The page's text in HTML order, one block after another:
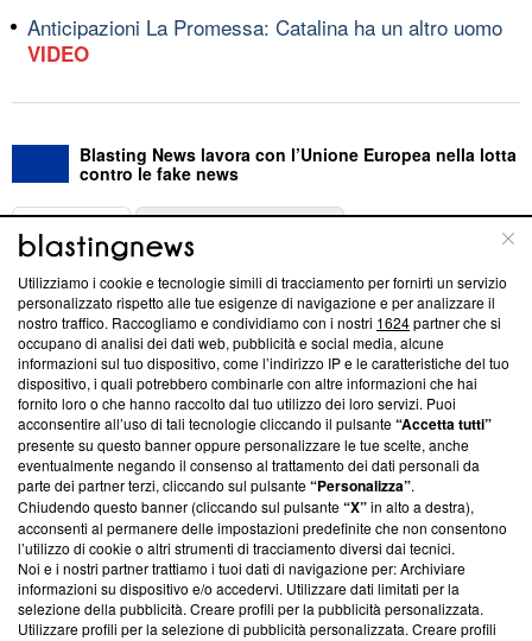
Anticipazioni La Promessa: Catalina ha un altro uomo
VIDEO
Blasting News lavora con l’Unione Europea nella lotta
contro le fake news
ABOUT
Questa sezione offre informazioni trasparenti su Blasting
News, sui nostri processi editoriali e su come ci impegniamo a
creare news di qualità. Inoltre, afferma la nostra aderenza a
‘Trust Project - News with Integrity’Blasting News non è
ancora membro del programma, ma ha richiesto di farne
parte; Trust Project non ha ancora effettuato una verifica di
conformità agli standard.
Su di noi
Team editoriale
Corporate
Redazione
Utilizziamo i cookie e tecnologie simili di tracciamento per fornirti un servizio
personalizzato rispetto alle tue esigenze di navigazione e per analizzare il
nostro traffico. Raccogliamo e condividiamo con i nostri 1624partner che si
occupano di analisi dei dati web, pubblicità e social media, alcune
informazioni sul tuo dispositivo, come l’indirizzo IP e le caratteristiche del tuo
dispositivo, i quali potrebbero combinarle con altre informazioni che hai
fornito loro o che hanno raccolto dal tuo utilizzo dei loro servizi. Puoi
acconsentire all’uso di tali tecnologie cliccando il pulsante“Accetta tutti”
presente su questo banner oppure personalizzare le tue scelte, anche
eventualmente negando il consenso al trattamento dei dati personali da
parte dei partner terzi, cliccando sul pulsante“Personalizza”.
Chiudendo questo banner (cliccando sul pulsante“X”in alto a destra),
acconsenti al permanere delle impostazioni predefinite che non consentono
l’utilizzo di cookie o altri strumenti di tracciamento diversi dai tecnici.
Noi e i nostri partner trattiamo i tuoi dati di navigazione per: Archiviare
informazioni su dispositivo e/o accedervi. Utilizzare dati limitati per la
selezione della pubblicità. Creare profili per la pubblicità personalizzata.
Utilizzare profili per la selezione di pubblicità personalizzata. Creare profili